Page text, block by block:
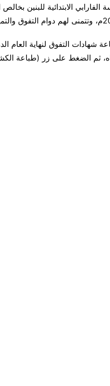
الإثرائية
قسم
قسم
لجنة النظافة
لجنة الزراعة
الابتدائية للبنين
ثم الضغط على زر (طباعة